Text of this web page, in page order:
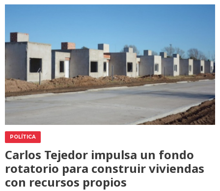
POLÍTICA
Carlos Tejedor impulsa un fondo
rotatorio para construir viviendas
con recursos propios